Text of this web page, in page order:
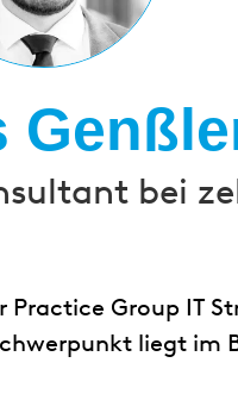
bei
Practice Group IT
liegt im